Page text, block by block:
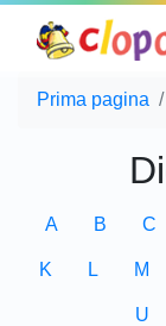
Prima pagina
A B C
K L M
U